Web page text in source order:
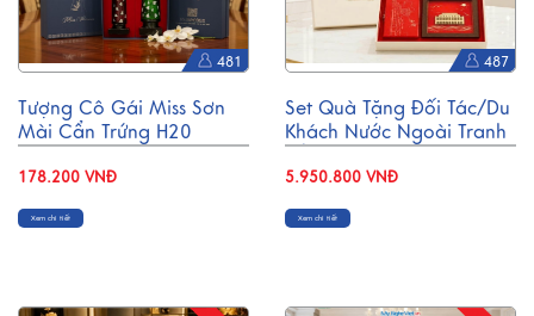
481
Tượng Cô Gái Miss Sơn
Mài Cẩn Trứng H20
178.200 VNĐ
Xem chi tiết
487
Set Quà Tặng Đối Tác/Du
Khách Nước Ngoài Tranh
Hộp Trang Sức Sơn Mài
CBQT006/2
5.950.800 VNĐ
Xem chi tiết